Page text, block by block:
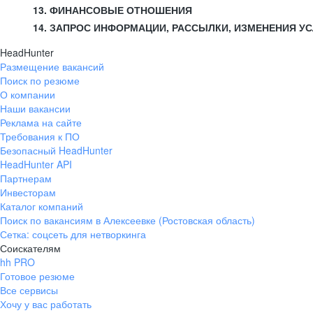
13. ФИНАНСОВЫЕ ОТНОШЕНИЯ
14. ЗАПРОС ИНФОРМАЦИИ, РАССЫЛКИ, ИЗМЕНЕНИЯ
HeadHunter
Размещение вакансий
Поиск по резюме
О компании
Наши вакансии
Реклама на сайте
Требования к ПО
Безопасный HeadHunter
HeadHunter API
Партнерам
Инвесторам
Каталог компаний
Поиск по вакансиям в Алексеевке (Ростовская область)
Сетка: соцсеть для нетворкинга
Соискателям
hh PRO
Готовое резюме
Все сервисы
Хочу у вас работать